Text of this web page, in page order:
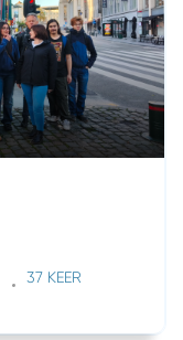
37 KEER